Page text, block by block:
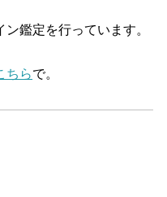
鑑定を行っています。
ちらで。